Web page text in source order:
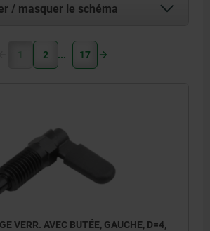
/ masquer le schéma
1 2 17
VERR. AVEC BUTÉE, GAUCHE, D=4,